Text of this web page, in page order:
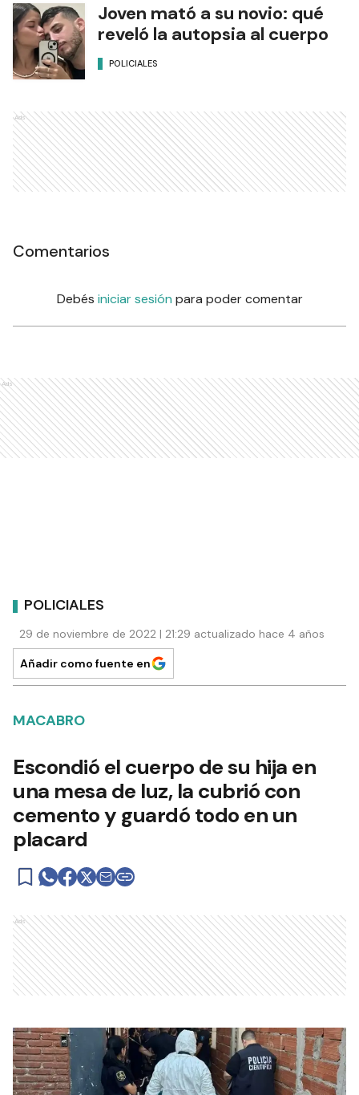
Joven mató a su novio: qué
reveló la autopsia al cuerpo
POLICIALES
Ads
Comentarios
Debés iniciar sesión para poder comentar
Ads
POLICIALES
29 de noviembre de 2022 | 21:29 actualizado hace 4 años
Añadir como fuente en
MACABRO
Escondió el cuerpo de su hija en
una mesa de luz, la cubrió con
cemento y guardó todo en un
placard
Ads